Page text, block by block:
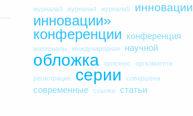
журнала3
журнала4 журнала5 инновации
инновации»
конференции
конференция
материалы международная научной
обложка оргвзнос оргкомитете
регистрация серии совершена
современные ссылки статьи